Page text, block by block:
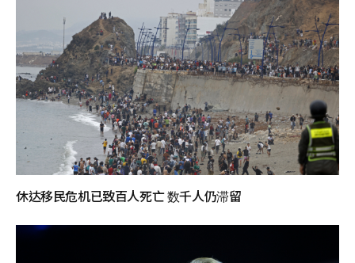
休达移民危机已致百人死亡 数千人仍滞留